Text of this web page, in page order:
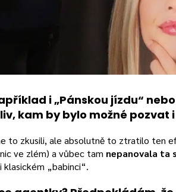
i „Pánskou jízdu“
kam by bylo možné pozvat
to zkusili, ale absolutně to ztratilo ten
ve zlém) a vůbec tam nepanovala ta
klasickém „babinci“.